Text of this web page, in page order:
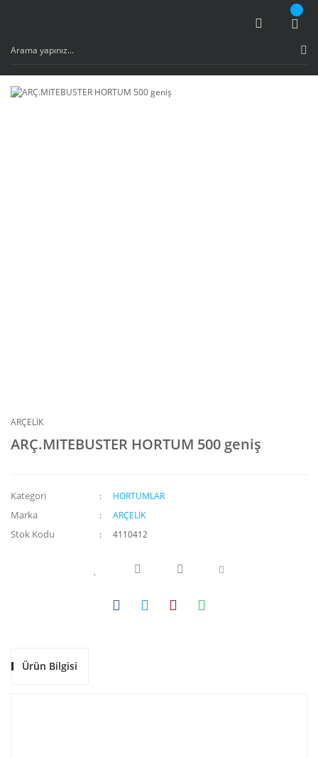
ARÇELİK
ARÇ.MITEBUSTER HORTUM 500 geniş
Kategori HORTUMLAR
Marka ARÇELİK
Stok Kodu 4110412
Ürün Bilgisi